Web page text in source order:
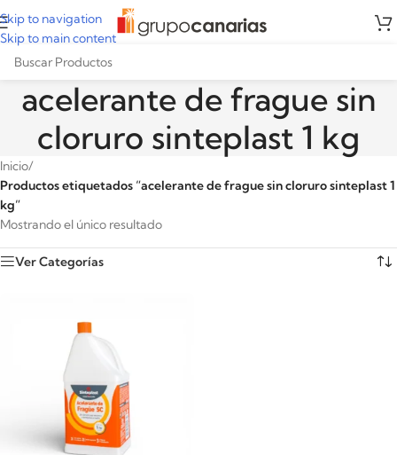
Skip to navigation
Skip to main content
acelerante de frague sin
cloruro sinteplast 1 kg
Inicio/
Productos etiquetados “acelerante de frague sin cloruro sinteplast 1
kg”
Mostrando el único resultado
Ver Categorías